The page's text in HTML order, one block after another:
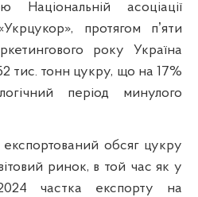
Національній асоціації
протягом пʼяти
року Україна
тис. тонн цукру, що на 17%
період минулого
обсяг цукру
ринок, в той час як у
частка експорту на